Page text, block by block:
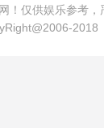
！仅供娱乐参考，
2018